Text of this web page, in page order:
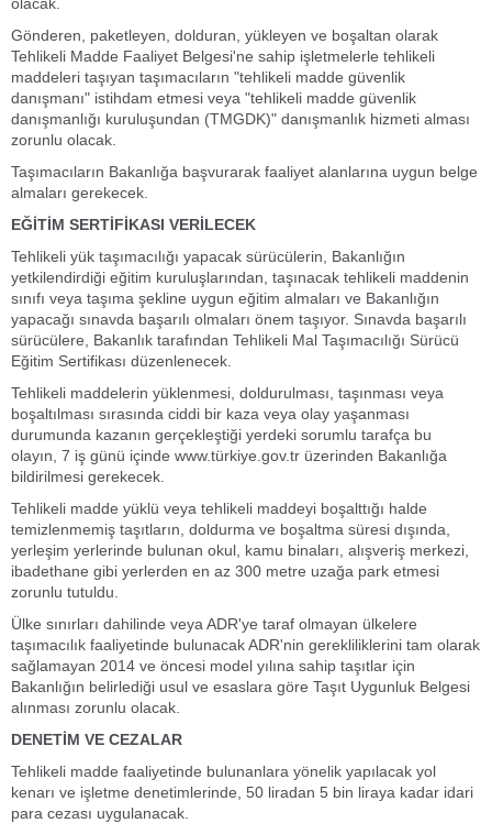
Gönderen, paketleyen, dolduran, yükleyen ve boşaltan olarak
Tehlikeli Madde Faaliyet Belgesi'ne sahip işletmelerle tehlikeli
maddeleri taşıyan taşımacıların "tehlikeli madde güvenlik
danışmanı" istihdam etmesi veya "tehlikeli madde güvenlik
danışmanlığı kuruluşundan (TMGDK)" danışmanlık hizmeti alması
zorunlu olacak.
Taşımacıların Bakanlığa başvurarak faaliyet alanlarına uygun belge
almaları gerekecek.
EĞİTİM SERTİFİKASI VERİLECEK
Tehlikeli yük taşımacılığı yapacak sürücülerin, Bakanlığın
yetkilendirdiği eğitim kuruluşlarından, taşınacak tehlikeli maddenin
sınıfı veya taşıma şekline uygun eğitim almaları ve Bakanlığın
yapacağı sınavda başarılı olmaları önem taşıyor. Sınavda başarılı
sürücülere, Bakanlık tarafından Tehlikeli Mal Taşımacılığı Sürücü
Eğitim Sertifikası düzenlenecek.
Tehlikeli maddelerin yüklenmesi, doldurulması, taşınması veya
boşaltılması sırasında ciddi bir kaza veya olay yaşanması
durumunda kazanın gerçekleştiği yerdeki sorumlu tarafça bu
olayın, 7 iş günü içinde www.türkiye.gov.tr üzerinden Bakanlığa
bildirilmesi gerekecek.
Tehlikeli madde yüklü veya tehlikeli maddeyi boşalttığı halde
temizlenmemiş taşıtların, doldurma ve boşaltma süresi dışında,
yerleşim yerlerinde bulunan okul, kamu binaları, alışveriş merkezi,
ibadethane gibi yerlerden en az 300 metre uzağa park etmesi
zorunlu tutuldu.
Ülke sınırları dahilinde veya ADR'ye taraf olmayan ülkelere
taşımacılık faaliyetinde bulunacak ADR'nin gerekliliklerini tam olarak
sağlamayan 2014 ve öncesi model yılına sahip taşıtlar için
Bakanlığın belirlediği usul ve esaslara göre Taşıt Uygunluk Belgesi
alınması zorunlu olacak.
DENETİM VE CEZALAR
Tehlikeli madde faaliyetinde bulunanlara yönelik yapılacak yol
kenarı ve işletme denetimlerinde, 50 liradan 5 bin liraya kadar idari
para cezası uygulanacak.